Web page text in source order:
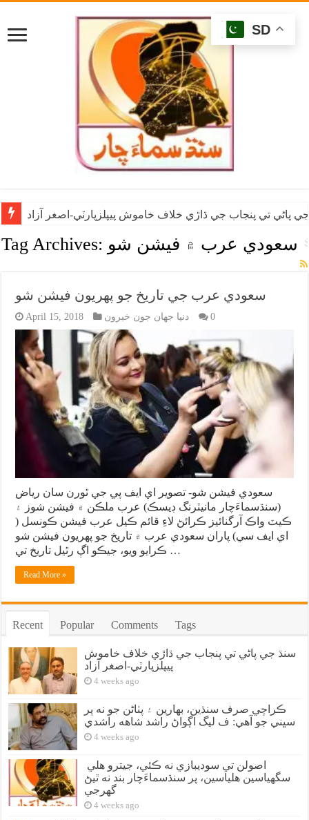
پاڻي تي پنجاب جي ڌاڙي خلاف خاموش پيپلزپارٽي-اصغر آزاد
Tag Archives: سعودي عرب ۾ فيشن شو
سعودي عرب جي تاريخ جو پهريون فيشن شو
April 15, 2018 دنيا جهان جون خبرون 0
سعودي فيشن شو- تصوير اي ايف پي جي ٿورن سان رياض
(سنڌسماءَچار مانيٽرنگ ڊيسڪ) عرب ملڪن ۾ فيشن شوز ۽
ڪيٽ واڪ آرگنائيز ڪرائڻ لاءِ قائم ڪيل عرب فيشن ڪونسل (
اي ايف سي) پاران سعودي عرب ۾ تاريخ جو پهريون فيشن شو
ڪرايو ويو، جيڪو اڳ رٿيل تاريخ تي …
Read More »
Recent Popular Comments Tags
سنڌ جي پاڻي تي پنجاب جي ڌاڙي خلاف خاموش
پيپلزپارٽي-اصغر آزاد
4 weeks ago
ڪراچي صرف سنڌين، بهارين ۽ پٺاڻن جو نه پر
سڀني جو آهي: ف ليگ اڳواڻ راشد شاهه راشدي
4 weeks ago
سگهياسين هلياسين، پر سنڌسماءَچار بند نه ٿيڻ
گهرجي
4 weeks ago
SD